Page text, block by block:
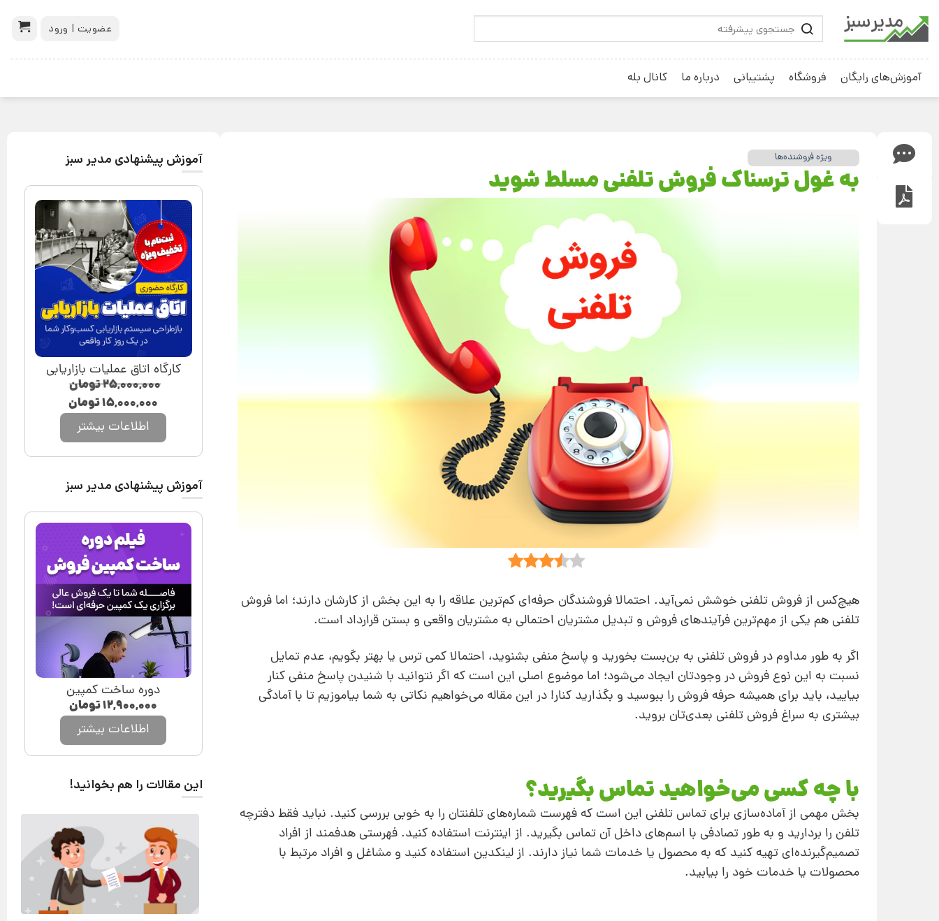
عضویت | ورود
آموزش‌های رایگان فروشگاه پشتیبانی درباره ما کانال بله
ویژه فروشنده‌ها
به غول ترسناک فروش تلفنی مسلط شوید
هیچ‌کس از فروش تلفنی خوشش نمی‌آید. احتمالا فروشندگان حرفه‌ای کم‌ترین علاقه را به این بخش از کارشان دارند؛ اما فروش
تلفنی هم یکی از مهم‌ترین فرآیندهای فروش و تبدیل مشتریان احتمالی به مشتریان واقعی و بستن قرارداد است.
اگر به‌ طور مداوم در فروش تلفنی به بن‌بست بخورید و پاسخ منفی بشنوید، احتمالا کمی ترس یا بهتر بگویم، عدم تمایل
نسبت به این نوع فروش در وجودتان ایجاد می‌شود؛ اما موضوع اصلی این است که اگر نتوانید با شنیدن پاسخ منفی کنار
بیایید، باید برای همیشه حرفه فروش را ببوسید و بگذارید کنار! در این مقاله می‌خواهیم نکاتی به شما بیاموزیم تا با آمادگی
بیشتری به سراغ فروش تلفنی بعدی‌تان بروید.
با چه کسی می‌خواهید تماس بگیرید؟
بخش مهمی از آماده‌سازی برای تماس تلفنی این است که فهرست شماره‌های تلفنتان را به‌ خوبی بررسی کنید. نباید فقط دفترچه
تلفن را بردارید و به‌ طور تصادفی با اسم‌های داخل آن تماس بگیرید. از اینترنت استفاده کنید. فهرستی هدفمند از افراد
تصمیم‌گیرنده‌ای تهیه کنید که به محصول یا خدمات شما نیاز دارند. از لینکدین استفاده کنید و مشاغل و افراد مرتبط با
محصولات یا خدمات خود را بیابید.
آموزش پیشنهادی مدیر سبز
کارگاه اتاق عملیات بازاریابی
۲۵,۰۰۰,۰۰۰تومان
۱۵,۰۰۰,۰۰۰تومان
اطلاعات بیشتر
آموزش پیشنهادی مدیر سبز
دوره ساخت کمپین
۱۲,۹۰۰,۰۰۰تومان
اطلاعات بیشتر
این مقالات را هم بخوانید!